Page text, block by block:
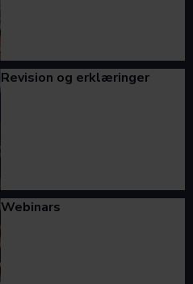
Revision og erklæringer
Webinars